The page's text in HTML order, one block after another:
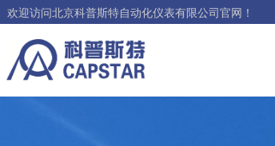
欢迎访问北京科普斯特自动化仪表有限公司官网！